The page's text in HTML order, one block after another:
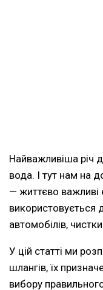
Найважливіша річ
вода. І тут нам на
— життєво важливі
використовується
автомобілів,
У цій статті ми
шлангів, їх
вибору